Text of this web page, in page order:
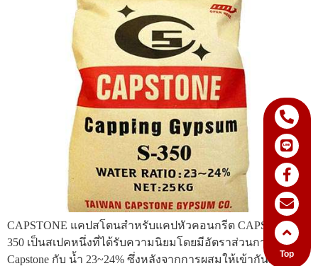
CAPSTONE แคปสโตนสำหรับแคปหัวคอนกรีต CAPSTONE S-
350 เป็นสเปคหนึ่งที่ได้รับความนิยมโดยมีอัตราส่วนการผสม
Capstone กับ น้ำ 23~24% ซึ่งหลังจากการผสมให้เข้ากันกับน้ำ
Top